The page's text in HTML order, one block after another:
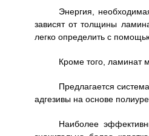
Энергия,
зависят от толщины
легко определить с
Кроме того, ламинат
Предлагается
адгезивы на основе
Наиболее